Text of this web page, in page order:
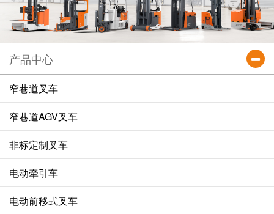
产品中心
窄巷道叉车
窄巷道AGV叉车
非标定制叉车
电动牵引车
电动前移式叉车